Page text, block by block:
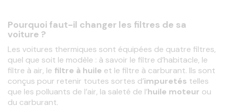
Pourquoi faut-il changer les filtres de sa
voiture ?
Les voitures thermiques sont équipées de quatre filtres,
quel que soit le modèle : à savoir le filtre d’habitacle, le
filtre à air, le filtre à huile et le filtre à carburant. Ils sont
conçus pour retenir toutes sortes d’impuretés telles
que les polluants de l’air, la saleté de l’huile moteur ou
du carburant.